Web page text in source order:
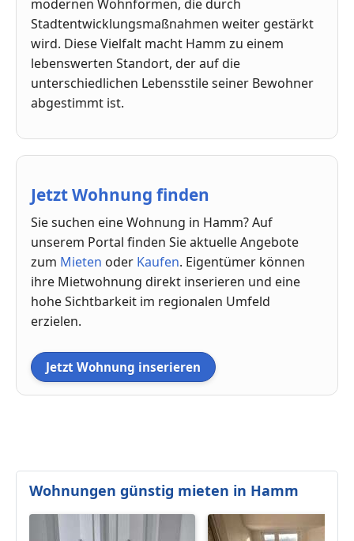
modernen Wohnformen, die durch
Stadtentwicklungsmaßnahmen weiter gestärkt
wird. Diese Vielfalt macht Hamm zu einem
lebenswerten Standort, der auf die
unterschiedlichen Lebensstile seiner Bewohner
abgestimmt ist.
Jetzt Wohnung finden
Sie suchen eine Wohnung in Hamm? Auf
unserem Portal finden Sie aktuelle Angebote
zum Mieten oder Kaufen. Eigentümer können
ihre Mietwohnung direkt inserieren und eine
hohe Sichtbarkeit im regionalen Umfeld
erzielen.
Jetzt Wohnung inserieren
Wohnungen günstig mieten in Hamm